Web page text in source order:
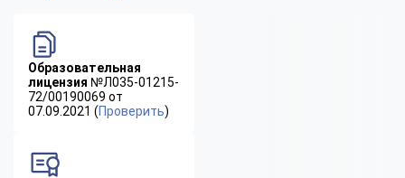
Образовательная
лицензия №Л035-01215-
72/00190069 от
07.09.2021 (Проверить)